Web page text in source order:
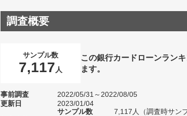
調査概要
サンプル数
7,117 人
この銀行カードローンラン
ます。
事前調査
2022/05/31～2022/08/05
更新日
2023/01/04
サンプル数
7,117人（調査時サン